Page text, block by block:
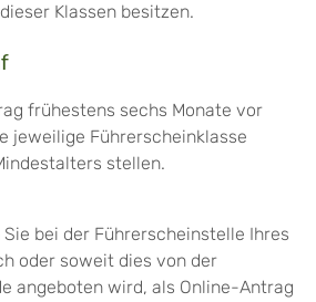
Klassen besitzen.
frühestens sechs Monate vor
jeweilige Führerscheinklasse
stellen.
bei der Führerscheinstelle Ihres
oder soweit dies von der
angeboten wird, als Online-Antrag